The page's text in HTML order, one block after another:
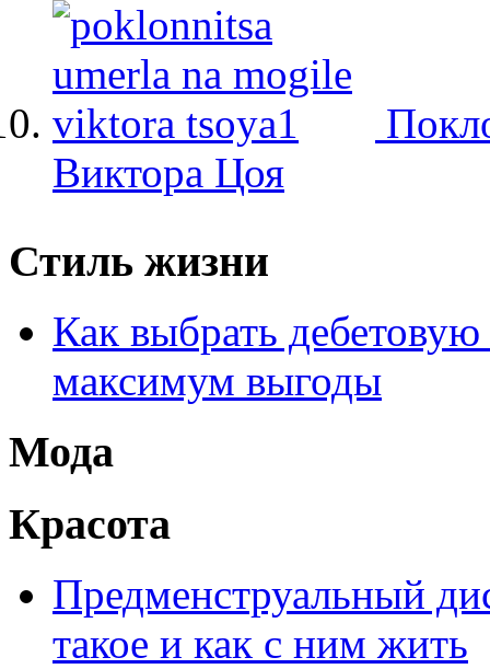
Виктора Цоя
Стиль жизни
Как выбрать дебетовую
максимум выгоды
Мода
Красота
Предменструальный
такое и как с ним жить